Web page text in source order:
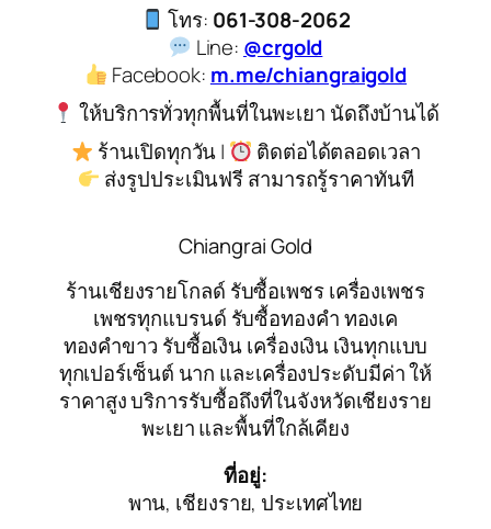
โทร: 061-308-2062
Line: @crgold
Facebook: m.me/chiangraigold
ให้บริการทั่วทุกพื้นที่ในพะเยา นัดถึงบ้านได้
ร้านเปิดทุกวัน |
ติดต่อได้ตลอดเวลา
ส่งรูปประเมินฟรี สามารถรู้ราคาทันที
Chiangrai Gold
ร้านเชียงรายโกลด์ รับซื้อเพชร เครื่องเพชร
เพชรทุกแบรนด์ รับซื้อทองคำ ทองเค
ทองคำขาว รับซื้อเงิน เครื่องเงิน เงินทุกแบบ
ทุกเปอร์เซ็นต์ นาก และเครื่องประดับมีค่า ให้
ราคาสูง บริการรับซื้อถึงที่ในจังหวัดเชียงราย
พะเยา และพื้นที่ใกล้เคียง
ที่อยู่:
พาน, เชียงราย, ประเทศไทย